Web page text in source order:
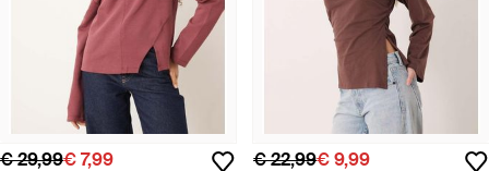
€ 29,99€ 7,99 € 22,99€ 9,99